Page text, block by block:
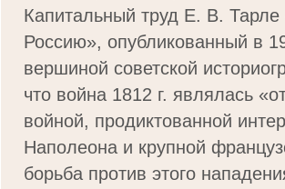
Капитальный труд Е. В.
Россию», опубликованный в
вершиной советской
что война 1812 г. являлась
войной, продиктованной
Наполеона и крупной
борьба против этого